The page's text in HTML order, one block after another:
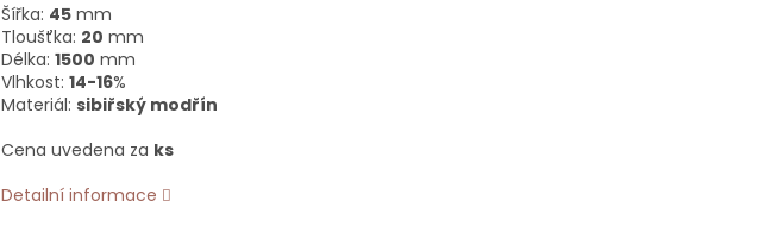
Šířka: 45 mm
Tloušťka: 20 mm
Délka: 1500 mm
Vlhkost: 14-16%
Materiál: sibiřský modřín
Cena uvedena za ks
Detailní informace